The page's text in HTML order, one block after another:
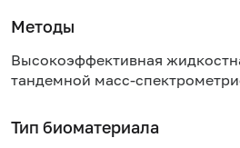
Методы
Высокоэффективная
тандемной масс-
Тип биоматериала